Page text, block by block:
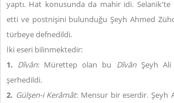
yaptı. Hat konusunda da mahir idi. Selanik'te
etti ve postnişini bulunduğu Şeyh Ahmed
türbeye defnedildi.
İki eseri bilinmektedir:
1. Dîvân: Mürettep olan bu DîvânŞeyh Ali
şerhedildi.
2. Gülşen-i Kerâmât: Mensur bir eserdir. Şeyh